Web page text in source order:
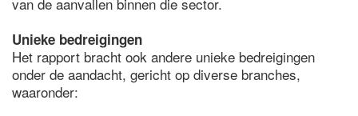
Unieke bedreigingen
Het rapport bracht ook andere unieke bedreigingen
onder de aandacht, gericht op diverse branches,
waaronder: